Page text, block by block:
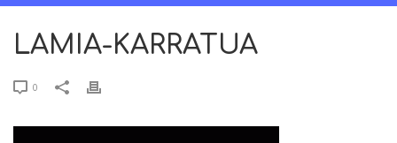
LAMIA-KARRATUA
0